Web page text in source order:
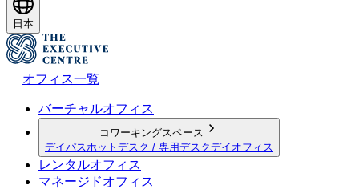
日本
オフィス一覧
バーチャルオフィス
コワーキングスペース
デイパス ホットデスク / 専用デスクデイオフィス
レンタルオフィス
マネージドオフィス